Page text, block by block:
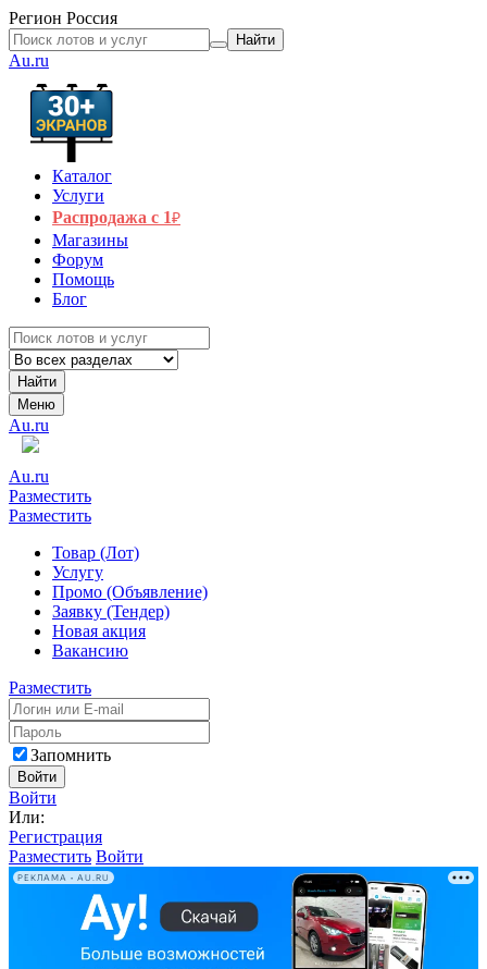
Регион Россия
Найти
Au.ru
Каталог
Услуги
Распродажа с 1₽
Магазины
Форум
Помощь
Блог
Найти
Меню
Au.ru
Au.ru
Разместить
Разместить
Товар (Лот)
Услугу
Промо (Объявление)
Заявку (Тендер)
Новая акция
Вакансию
Разместить
Запомнить
Войти
Войти
Или:
Регистрация
Разместить Войти
РЕКЛАМА • AU.RU